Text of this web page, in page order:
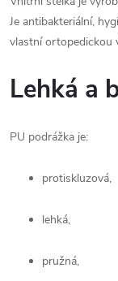
Je antibakteriální,
vlastní ortopedickou
Lehká a
PU podrážka je:
protiskluzová,
lehká,
pružná,